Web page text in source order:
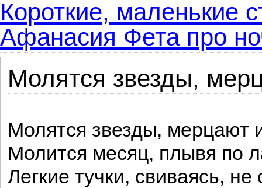
Короткие, маленькие
Афанасия Фета про
Молятся звезды,
Молятся звезды, мерцают
Молится месяц, плывя по
Легкие тучки, свиваясь,